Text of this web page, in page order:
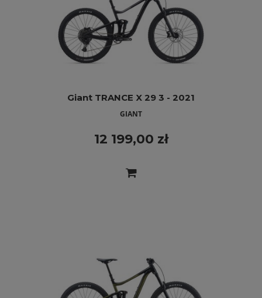
Giant TRANCE X 29 3 - 2021
GIANT
12 199,00 zł